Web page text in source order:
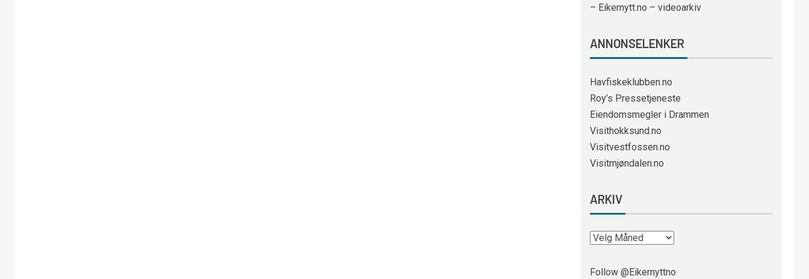
– Eikernytt.no – videoarkiv
ANNONSELENKER
Havfiskeklubben.no
Roy’s Pressetjeneste
Eiendomsmegler i Drammen
Visithokksund.no
Visitvestfossen.no
Visitmjøndalen.no
ARKIV
Follow @Eikernyttno